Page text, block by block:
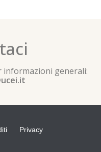
informazioni generali:
Privacy